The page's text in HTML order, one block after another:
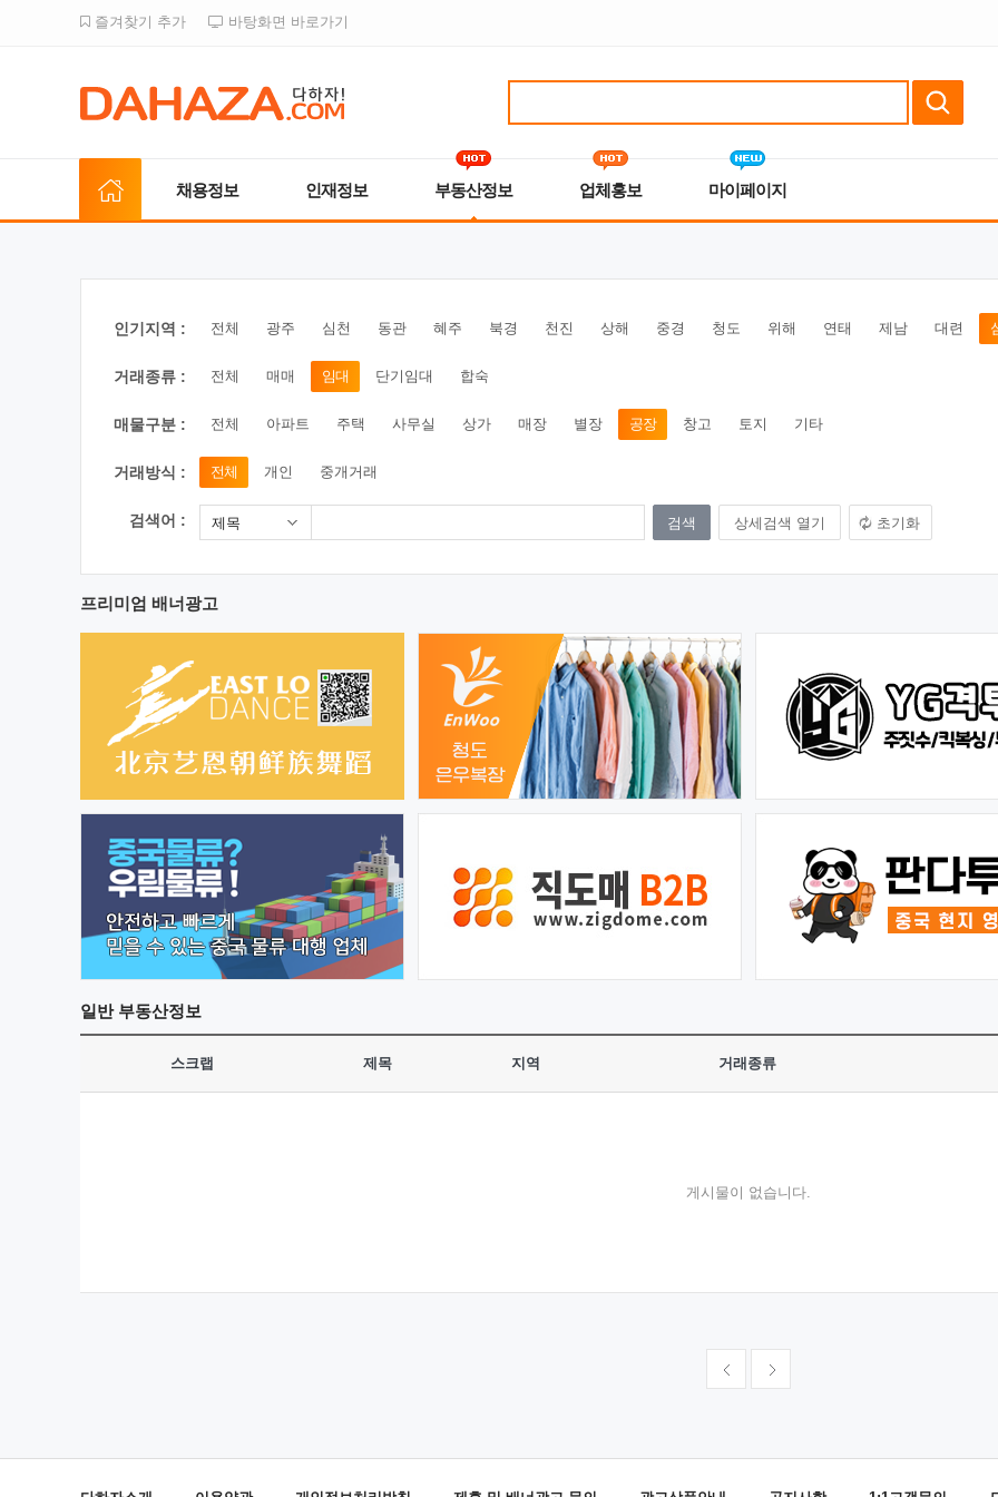
즐겨찾기 추가 바탕화면 바로가기
채용정보 인재정보 부동산정보 업체홍보 마이페이지
인기지역 : 전체 광주 심천 동관 혜주 북경 천진 상해 중경 청도 위해 연태 제남 대련
거래종류 : 전체 매매 임대 단기임대 합숙
매물구분 : 전체 아파트 주택 사무실 상가 매장 별장 공장 창고 토지 기타
거래방식 : 전체 개인 중개거래
검색어 : 제목 상세검색 열기 초기화
프리미엄 배너광고
일반부동산정보
스크랩 제목 지역 거래종류
게시물이 없습니다.